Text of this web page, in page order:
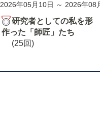
2026年05月10日 ～ 2026年08
研究者としての私を形
作った「師匠」たち
(25回)